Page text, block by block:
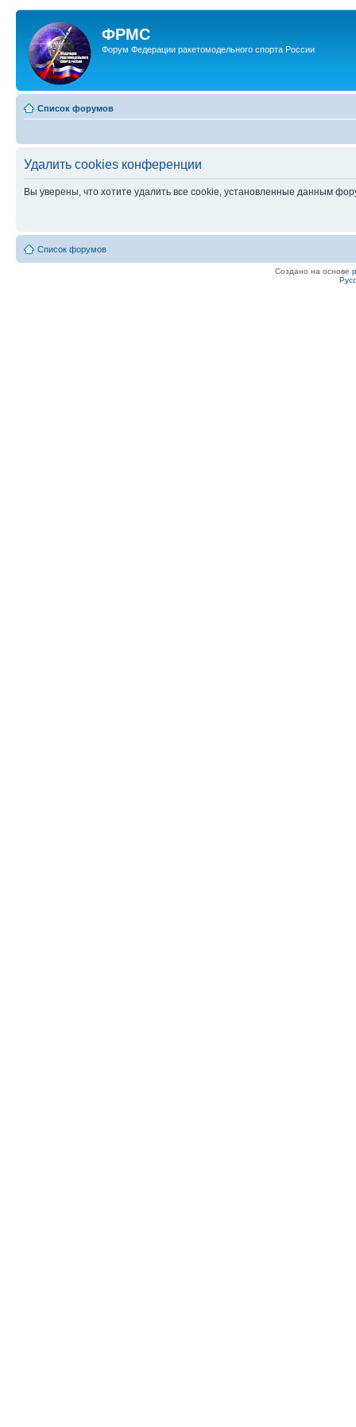
ФРМС
Форум Федерации ракетомодельного спорта России
Список форумов
Удалить cookies конференции
Вы уверены, что хотите удалить все cookie, установленные данным
Список форумов
Создано на основе